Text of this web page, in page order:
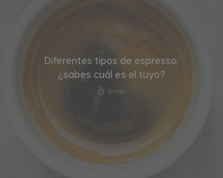
Diferentes tipos de espresso:
¿sabes cuál es el tuyo?
5 min